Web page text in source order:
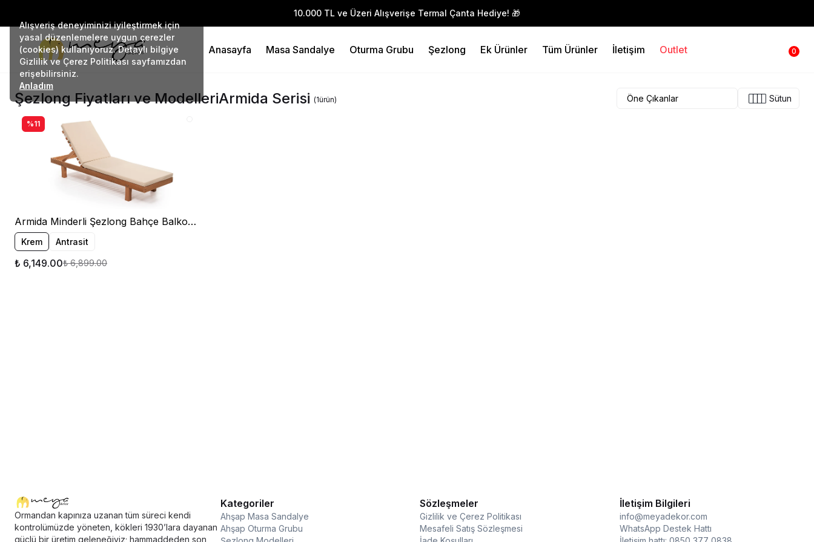
Alışveriş deneyiminizi iyileştirmek için
yasal düzenlemelere uygun çerezler
(cookies) kullanıyoruz. Detaylı bilgiye
Gizlilik ve Çerez Politikası sayfamızdan
erişebilirsiniz.
Anladım
10.000 TL ve Üzeri Alışverişe Termal Çanta Hediye! 🎁
Anasayfa Masa Sandalye Oturma Grubu Şezlong Ek Ürünler Tüm Ürünler İletişim Outlet 0
Şezlong Fiyatları ve ModelleriArmida Serisi (1ürün) Sütun
%11
Armida Minderli Şezlong Bahçe Balkon Teras Plaj Kafe Şezlongu
Krem Antrasit
₺ 6,149.00₺ 6,899.00
Ormandan kapınıza uzanan tüm süreci kendi
kontrolümüzde yöneten, kökleri 1930’lara dayanan
güçlü bir üretim geleneğiyiz; hammaddeden son
Kategoriler
Ahşap Masa Sandalye
Ahşap Oturma Grubu
Sözleşmeler
Gizlilik ve Çerez Politikası
Mesafeli Satış Sözleşmesi
İletişim Bilgileri
info@meyadekor.com
WhatsApp Destek Hattı